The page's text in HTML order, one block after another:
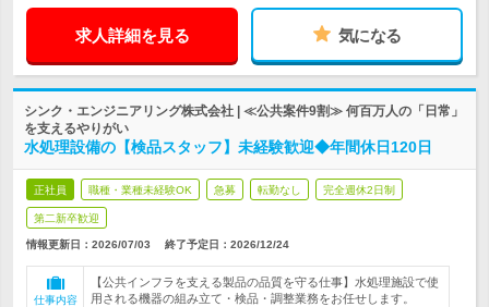
求人詳細を見る 気になる
シンク・エンジニアリング株式会社 | ≪公共案件9割≫ 何百万人の「日常」
を支えるやりがい
水処理設備の【検品スタッフ】未経験歓迎◆年間休日120日
正社員 職種・業種未経験OK 急募 転勤なし 完全週休2日制
第二新卒歓迎
情報更新日：2026/07/03 終了予定日： 2026/12/24
仕事内容
【公共インフラを支える製品の品質を守る仕事】水処理施設で使
用される機器の組み立て・検品・調整業務をお任せします。